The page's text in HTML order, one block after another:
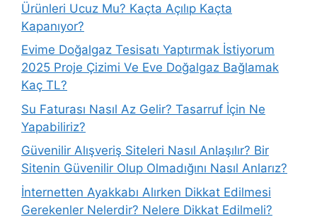
Ürünleri Ucuz Mu? Kaçta Açılıp Kaçta
Kapanıyor?
Evime Doğalgaz Tesisatı Yaptırmak İstiyorum
2025 Proje Çizimi Ve Eve Doğalgaz Bağlamak
Kaç TL?
Su Faturası Nasıl Az Gelir? Tasarruf İçin Ne
Yapabiliriz?
Güvenilir Alışveriş Siteleri Nasıl Anlaşılır? Bir
Sitenin Güvenilir Olup Olmadığını Nasıl Anlarız?
İnternetten Ayakkabı Alırken Dikkat Edilmesi
Gerekenler Nelerdir? Nelere Dikkat Edilmeli?